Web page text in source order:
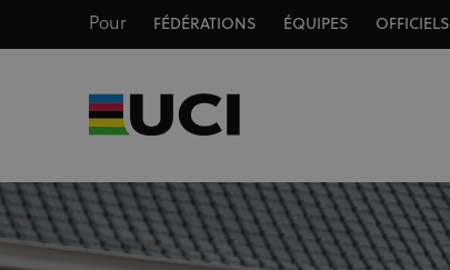
Pour FÉDÉRATIONS ÉQUIPES OFFICIELS